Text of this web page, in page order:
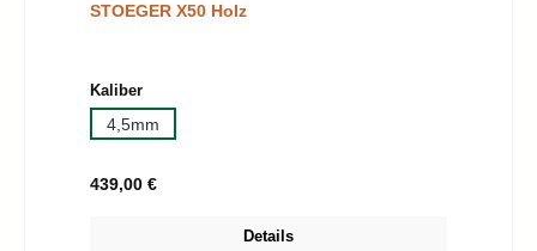
STOEGER X50 Holz
Kaliberauswählen
4,5mm
Regulärer Preis:
439,00 €
Details